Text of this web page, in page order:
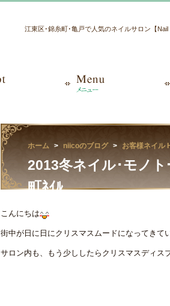
江東区･錦糸町･亀戸で人気のネイルサロン【
ホーム niicoのブログ お客様ネイル
2013冬ネイル･
町ﾈｲﾙ
こんにちは
街中が日に日にクリスマスムードになってきて
サロン内も、もう少ししたらクリスマスディス